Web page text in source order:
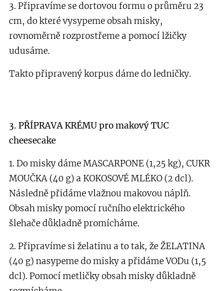
3. Připravíme se dortovou formu o průměru 23
cm, do které vysypeme obsah misky,
rovnoměrně rozprostřeme a pomocí lžičky
udusáme.
Takto připravený korpus dáme do ledničky.
3. PŘÍPRAVA KRÉMU pro makový TUC
cheesecake
1. Do misky dáme MASCARPONE (1,25 kg), CUKR
MOUČKA (40 g) a KOKOSOVÉ MLÉKO (2 dcl).
Následně přidáme vlažnou makovou náplň.
Obsah misky pomocí ručního elektrického
šlehače důkladně promícháme.
2. Připravíme si želatinu a to tak, že ŽELATINA
(40 g) nasypeme do misky a přidáme VODu (1,5
dcl). Pomocí metličky obsah misky důkladně